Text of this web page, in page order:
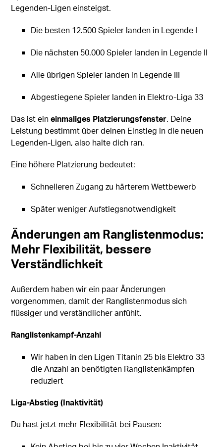
Legenden-Ligen einsteigst.
Die besten 12.500 Spieler landen in Legende I
Die nächsten 50.000 Spieler landen in Legende II
Alle übrigen Spieler landen in Legende III
Abgestiegene Spieler landen in Elektro-Liga 33
Das ist eineinmaliges Platzierungsfenster. Deine
Leistung bestimmt über deinen Einstieg in die neuen
Legenden-Ligen, also halte dich ran.
Eine höhere Platzierung bedeutet:
Schnelleren Zugang zu härterem Wettbewerb
Später weniger Aufstiegsnotwendigkeit
Änderungen am Ranglistenmodus:
Mehr Flexibilität, bessere
Verständlichkeit
Außerdem haben wir ein paar Änderungen
vorgenommen, damit der Ranglistenmodus sich
flüssiger und verständlicher anfühlt.
Ranglistenkampf-Anzahl
Wir haben in den Ligen Titanin 25 bis Elektro 33
die Anzahl an benötigten Ranglistenkämpfen
reduziert
Liga-Abstieg (Inaktivität)
Du hast jetzt mehr Flexibilität bei Pausen: